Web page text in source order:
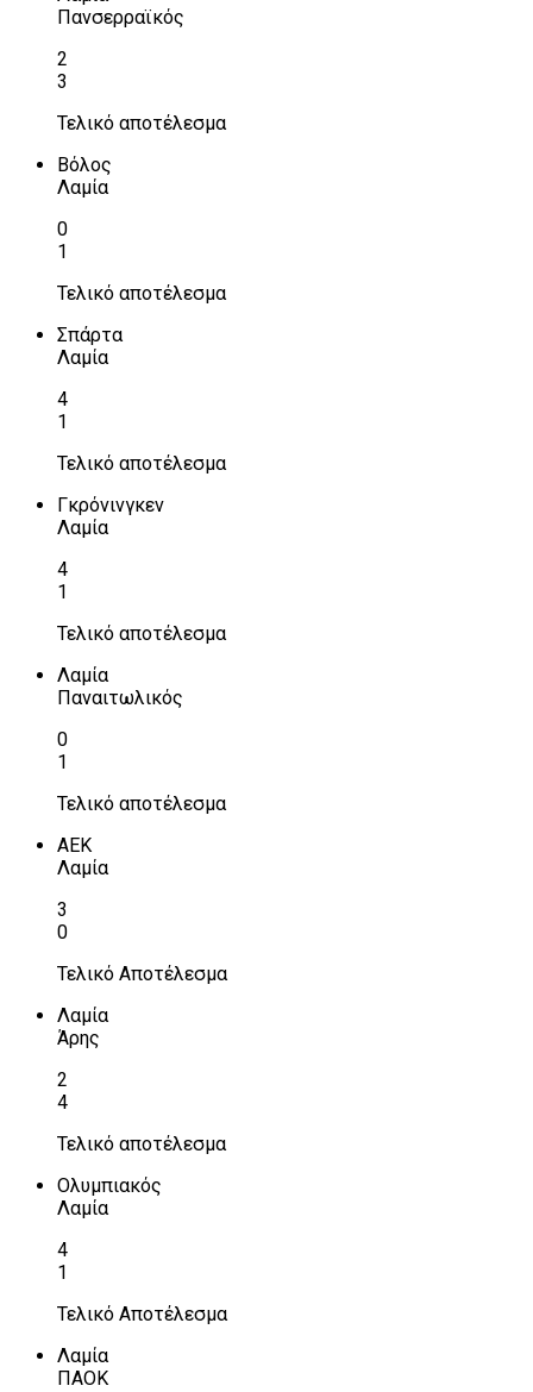
Πανσερραϊκός
2
3
Τελικό αποτέλεσμα
Βόλος
Λαμία
0
1
Τελικό αποτέλεσμα
Σπάρτα
Λαμία
4
1
Τελικό αποτέλεσμα
Γκρόνινγκεν
Λαμία
4
1
Τελικό αποτέλεσμα
Λαμία
Παναιτωλικός
0
1
Τελικό αποτέλεσμα
ΑΕΚ
Λαμία
3
0
Τελικό Αποτέλεσμα
Λαμία
Άρης
2
4
Τελικό αποτέλεσμα
Ολυμπιακός
Λαμία
4
1
Τελικό Αποτέλεσμα
Λαμία
ΠΑΟΚ